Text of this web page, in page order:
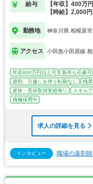
給与
【年収】400万
【時給】2,000
勤務地 神奈川県 相模原
アクセス 小田急小田原線
年収600万円以上可 新卒も応募可
原則、引越しを伴う転勤なし
残
産休・育休取得実績有り
スキル
積極採用中
求人の詳細を見る
インタビュー 職場の薬剤